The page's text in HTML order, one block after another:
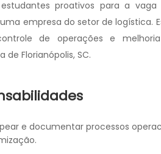
proativos para a
empresa do setor de logística.
de operações e
Florianópolis, SC.
e documentar processos